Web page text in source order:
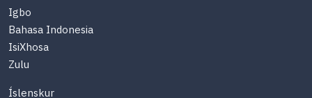
Igbo
Bahasa Indonesia
IsiXhosa
Zulu
Íslenskur